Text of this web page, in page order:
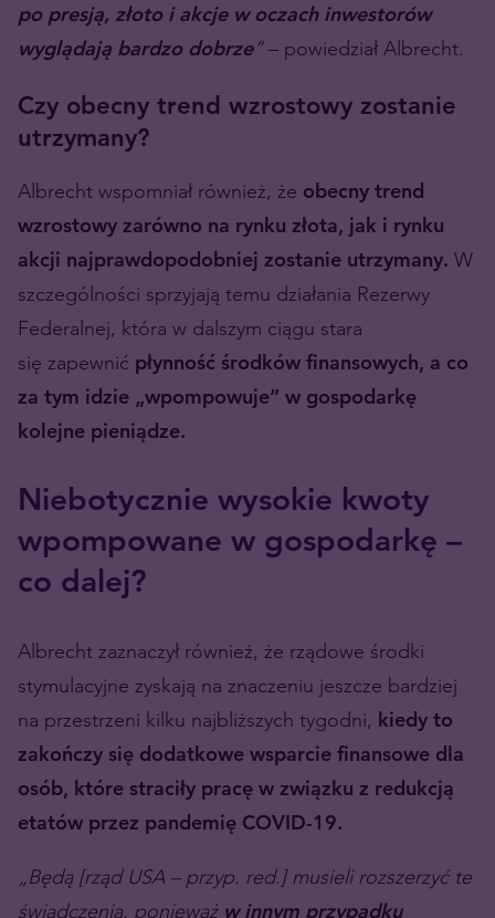
po presją, złoto i akcje w oczach inwestorów
wyglądają bardzo dobrze”– powiedział Albrecht.
Czy obecny trend wzrostowy zostanie
utrzymany?
Albrecht wspomniał również, że obecny trend
wzrostowy zarówno na rynku złota, jak i rynku
akcji najprawdopodobniej zostanie utrzymany. W
szczególności sprzyjają temu działania Rezerwy
Federalnej, która w dalszym ciągu stara
się zapewnić płynność środków finansowych, a co
za tym idzie „wpompowuje” w gospodarkę
kolejne pieniądze.
Niebotycznie wysokie kwoty
wpompowane w gospodarkę –
co dalej?
Albrecht zaznaczył również, że rządowe środki
stymulacyjne zyskają na znaczeniu jeszcze bardziej
na przestrzeni kilku najbliższych tygodni, kiedy to
zakończy się dodatkowe wsparcie finansowe dla
osób, które straciły pracę w związku z redukcją
etatów przez pandemię COVID-19.
„Będą [rząd USA – przyp. red.] musieli rozszerzyć te
świadczenia, ponieważ w innym przypadku